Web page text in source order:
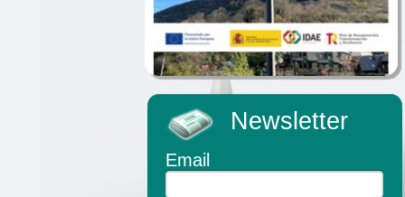
Newsletter
Email